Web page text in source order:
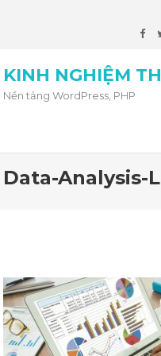
KINH NGHIỆM
Nền tảng WordPress, PHP
Data-Analysis-